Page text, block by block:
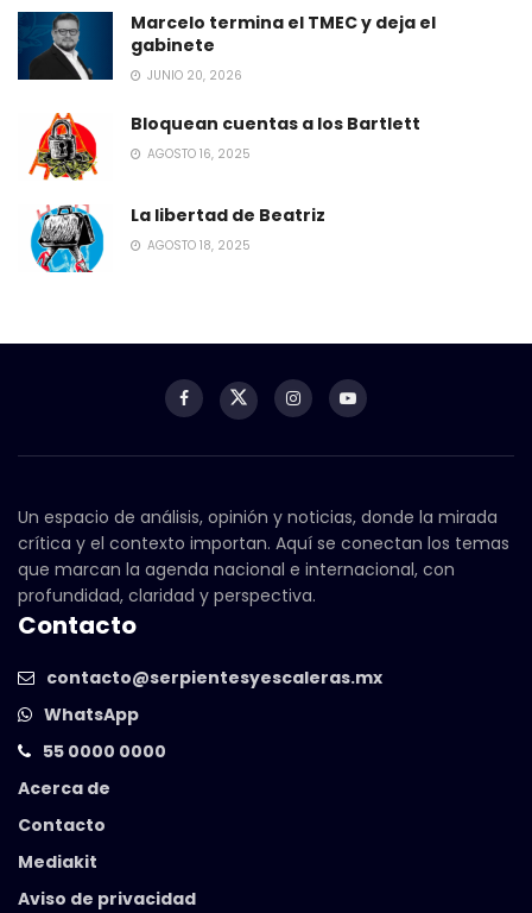
Marcelo termina el TMEC y deja el
gabinete
JUNIO 20, 2026
Bloquean cuentas a los Bartlett
AGOSTO 16, 2025
La libertad de Beatriz
AGOSTO 18, 2025
Un espacio de análisis, opinión y noticias, donde la mirada
crítica y el contexto importan. Aquí se conectan los temas
que marcan la agenda nacional e internacional, con
profundidad, claridad y perspectiva.
Contacto
contacto@serpientesyescaleras.mx
WhatsApp
55 0000 0000
Acerca de
Contacto
Mediakit
Aviso de privacidad